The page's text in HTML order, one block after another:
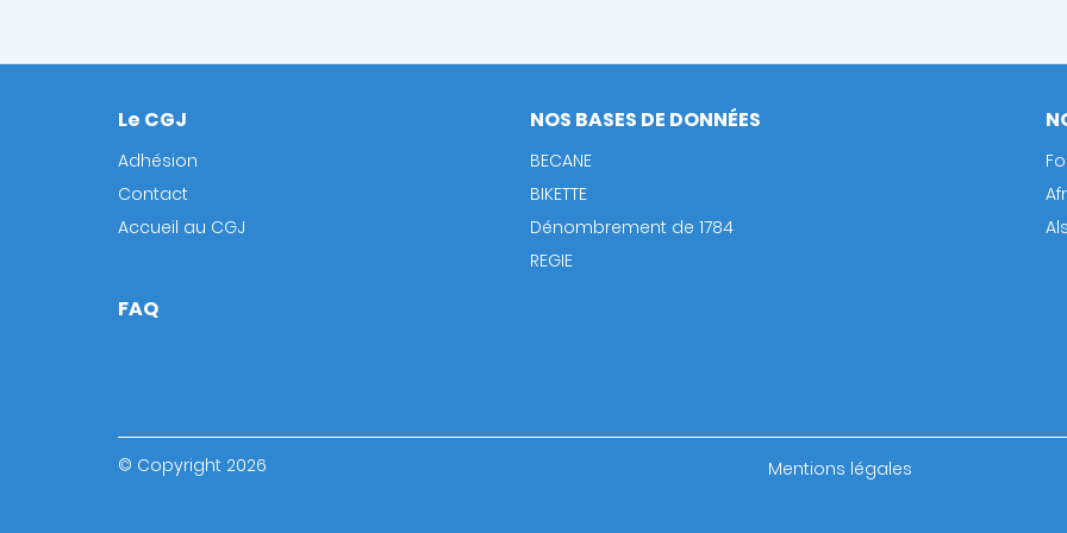
Footer
Le CGJ
Adhésion
Contact
Accueil au CGJ
NOS BASES DE DONNÉES
BECANE
BIKETTE
Dénombrement de 1784
REGIE
FAQ
© Copyright 2026
bottom
Mentions légales